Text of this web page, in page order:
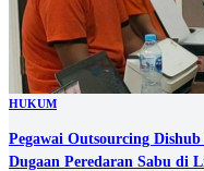
HUKUM
Pegawai Outsourcing
Dugaan Peredaran Sabu di